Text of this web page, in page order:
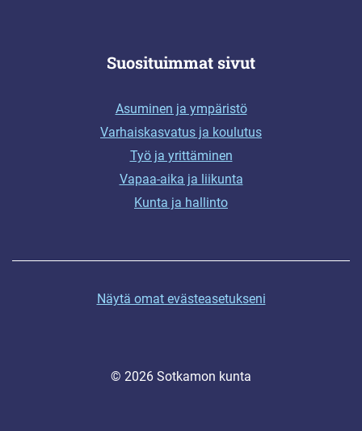
Suosituimmat sivut
Asuminen ja ympäristö
Varhaiskasvatus ja koulutus
Työ ja yrittäminen
Vapaa-aika ja liikunta
Kunta ja hallinto
Näytä omat evästeasetukseni
© 2026 Sotkamon kunta